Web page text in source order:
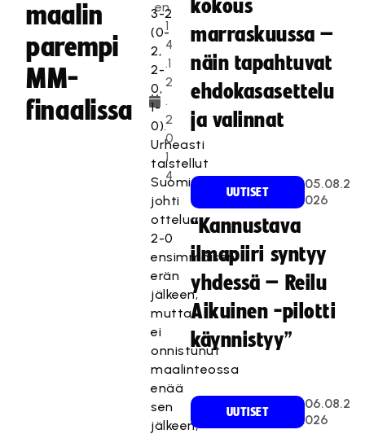
maalin
parempi
MM-
finaalissa
en
1
4
.1
2
.
2
0
1
4
3-2
(0-
2,
2-
0,
1-
0).
Urheasti
taistellut
Suomi
johti
ottelua
2-0
ensimmäisen
erän
jälkeen,
mutta
ei
onnistunut
maalinteossa
enää
sen
jälkeen,
kokous
marraskuussa –
näin tapahtuvat
ehdokasasettelu
ja valinnat
UUTISET
05.08.2
026
“Kannustava
ilmapiiri syntyy
yhdessä – Reilu
Aikuinen -pilotti
käynnistyy”
UUTISET
06.08.2
026